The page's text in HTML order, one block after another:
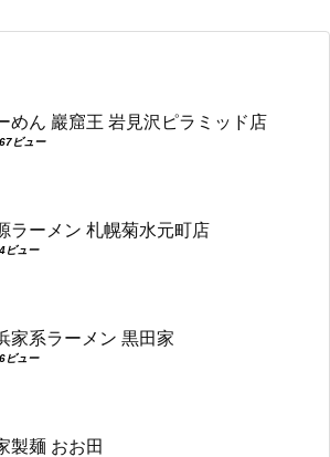
めん 巖窟王 岩見沢ピラミッド店
ビュー
ラーメン 札幌菊水元町店
ビュー
家系ラーメン 黒田家
ビュー
製麺 おお田